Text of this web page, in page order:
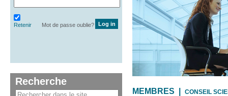
MEMBRES | CONSEIL
Retenir Mot de passe oublie?
Recherche